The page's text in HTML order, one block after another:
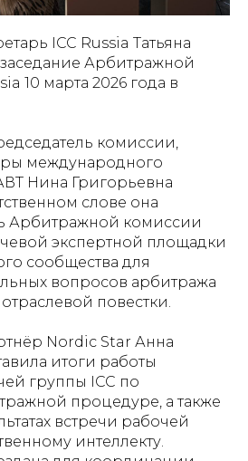
ICC Russia Татьяна
Арбитражной
10 марта 2026 года в
комиссии,
международного
Нина Григорьевна
слове она
Арбитражной комиссии
экспертной площадки
сообщества для
вопросов арбитража
повестки.
Nordic Star Анна
итоги работы
группы ICC по
процедуре, а также
встречи рабочей
интеллекту.